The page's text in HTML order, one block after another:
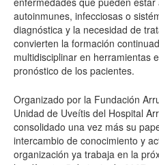
autoinmunes, infecciosas o
diagnóstica y la necesidad de
convierten la formación
multidisciplinar en herramientas
pronóstico de los pacientes.
Organizado por la Fundación
Unidad de Uveítis del Hospital
consolidado una vez más su
intercambio de conocimiento y
organización ya trabaja en la